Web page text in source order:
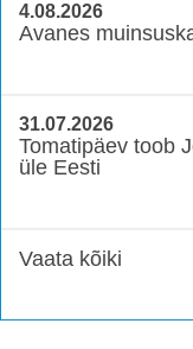
4.08.2026
Avanes
31.07.2026
Tomatipäev toob
üle Eesti
Vaata kõiki